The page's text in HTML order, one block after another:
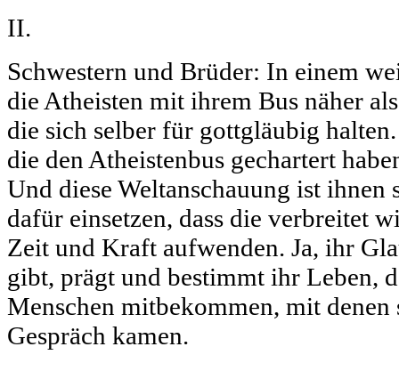
II.
Schwestern und Brüder: In einem
die Atheisten mit ihrem Bus näher
die sich selber für gottgläubig
die den Atheistenbus gechartert
Und diese Weltanschauung ist ihnen
dafür einsetzen, dass die verbreitet
Zeit und Kraft aufwenden. Ja, ihr
gibt, prägt und bestimmt ihr Leben,
Menschen mitbekommen, mit denen
Gespräch kamen.